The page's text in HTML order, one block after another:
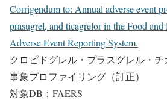
Corrigendum to: Annual adverse event
prasugrel, and ticagrelor in the Food
Adverse Event Reporting System.
クロピドグレル・プラスグレル・
事象プロファイリング（訂正）
対象DB：FAERS